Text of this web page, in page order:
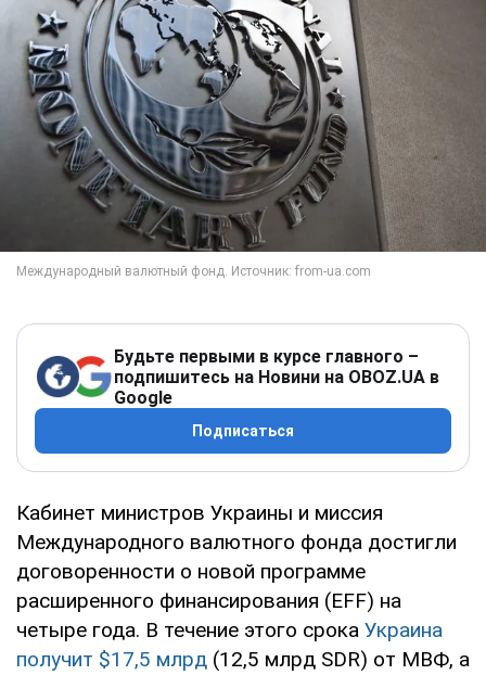
Будьте первыми в курсе главного –
подпишитесь на Новини на OBOZ.UA в
Google
Подписаться
Кабинет министров Украины и миссия
Международного валютного фонда достигли
договоренности о новой программе
расширенного финансирования (EFF) на
четыре года. В течение этого срока Украина
получит $17,5 млрд (12,5 млрд SDR) от МВФ, а